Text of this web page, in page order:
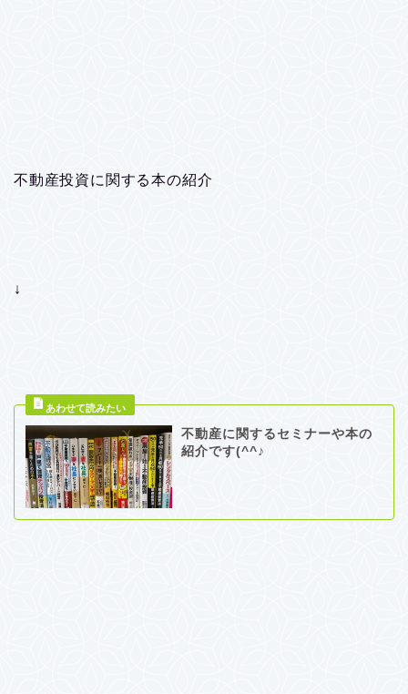
不動産投資に関する本の紹介
↓
不動産に関するセミナーや本の
紹介です(^^♪